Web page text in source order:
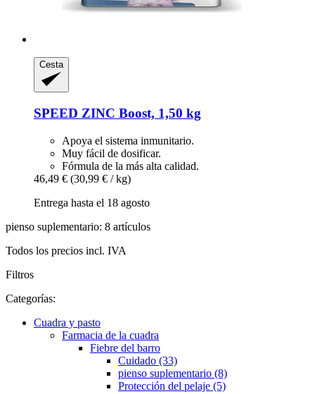
Cesta
SPEED ZINC Boost, 1,50 kg
Apoya el sistema inmunitario.
Muy fácil de dosificar.
Fórmula de la más alta calidad.
46,49 € (30,99 € / kg)
Entrega hasta el 18 agosto
pienso suplementario: 8 artículos
Todos los precios incl. IVA
Filtros
Categorías:
Cuadra y pasto
Farmacia de la cuadra
Fiebre del barro
Cuidado (33)
pienso suplementario (8)
Protección del pelaje (5)